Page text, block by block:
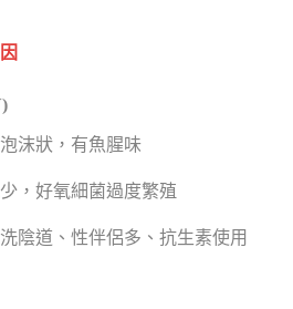
沫狀，有魚腥味
，好氧細菌過度繁殖
陰道、性伴侶多、抗生素使用